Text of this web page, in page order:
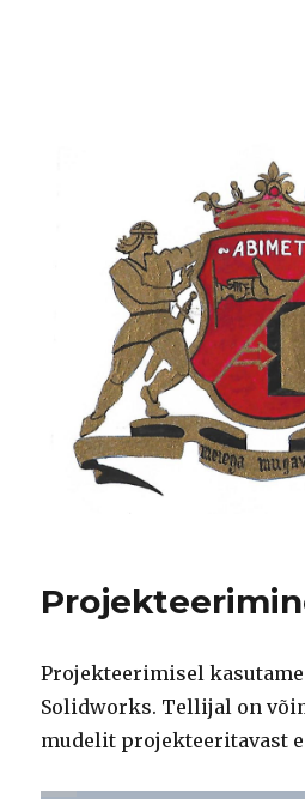
Projekteerimisel
Solidworks. Tellijal on
mudelit projekteeritavast